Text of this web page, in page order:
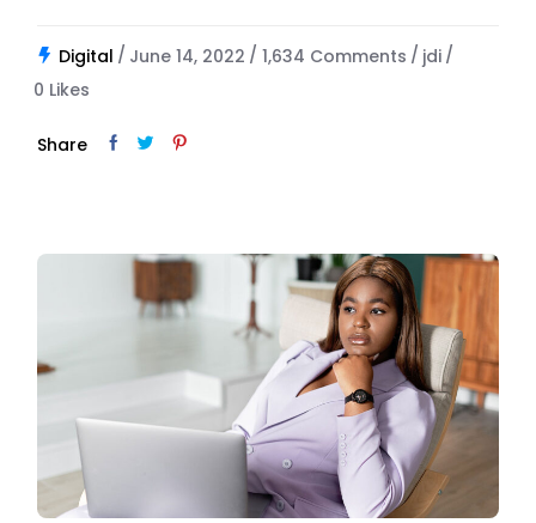
Digital June 14, 2022 1,634 Comments
jdi
0 Likes
Share